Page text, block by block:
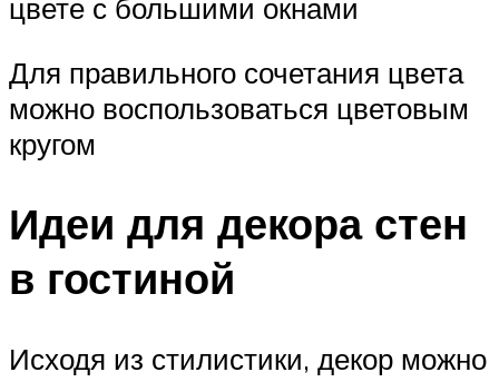
цвете с большими окнами
Для правильного сочетания цвета
можно воспользоваться цветовым
кругом
Идеи для декора стен
в гостиной
Исходя из стилистики, декор можно